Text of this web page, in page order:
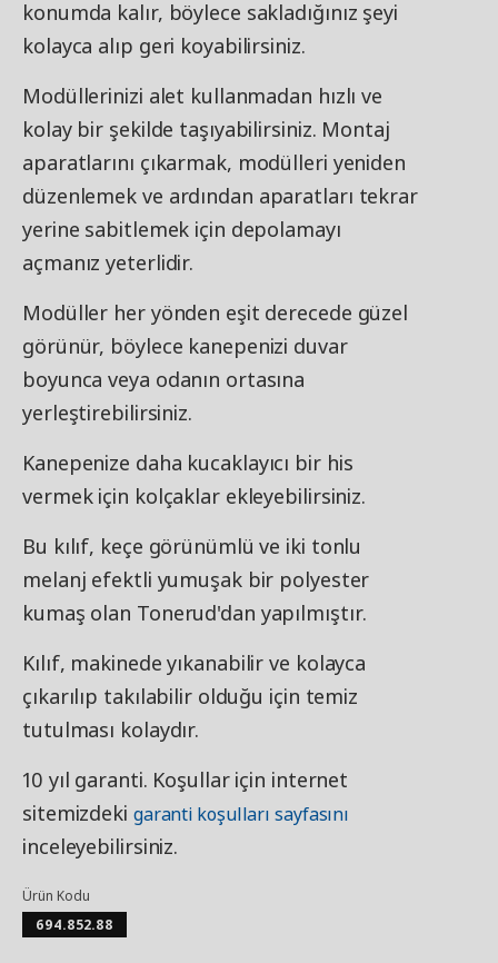
konumda kalır, böylece sakladığınız şeyi
kolayca alıp geri koyabilirsiniz.
Modüllerinizi alet kullanmadan hızlı ve
kolay bir şekilde taşıyabilirsiniz. Montaj
aparatlarını çıkarmak, modülleri yeniden
düzenlemek ve ardından aparatları tekrar
yerine sabitlemek için depolamayı
açmanız yeterlidir.
Modüller her yönden eşit derecede güzel
görünür, böylece kanepenizi duvar
boyunca veya odanın ortasına
yerleştirebilirsiniz.
Kanepenize daha kucaklayıcı bir his
vermek için kolçaklar ekleyebilirsiniz.
Bu kılıf, keçe görünümlü ve iki tonlu
melanj efektli yumuşak bir polyester
kumaş olan Tonerud'dan yapılmıştır.
Kılıf, makinede yıkanabilir ve kolayca
çıkarılıp takılabilir olduğu için temiz
tutulması kolaydır.
10 yıl garanti. Koşullar için internet
sitemizdeki garanti koşulları sayfasını
inceleyebilirsiniz.
Ürün Kodu
694.852.88